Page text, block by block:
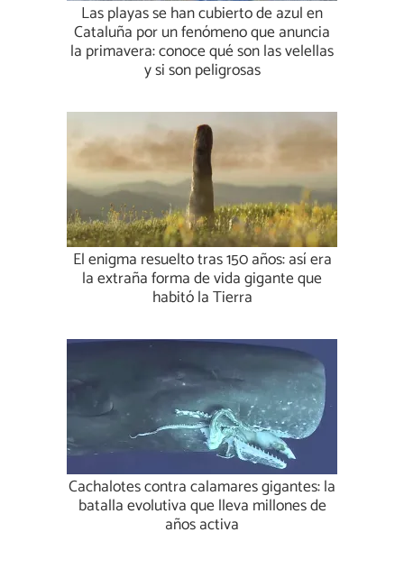
Las playas se han cubierto de azul en
Cataluña por un fenómeno que anuncia
la primavera: conoce qué son las velellas
y si son peligrosas
El enigma resuelto tras 150 años: así era
la extraña forma de vida gigante que
habitó la Tierra
Cachalotes contra calamares gigantes: la
batalla evolutiva que lleva millones de
años activa